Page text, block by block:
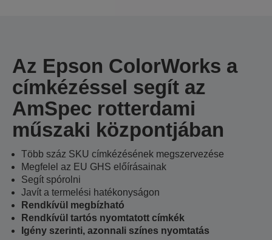
Az Epson ColorWorks a
címkézéssel segít az
AmSpec rotterdami
műszaki központjában
Több száz SKU címkézésének megszervezése
Megfelel az EU GHS előírásainak
Segít spórolni
Javít a termelési hatékonyságon
Rendkívül megbízható
Rendkívül tartós nyomtatott címkék
Igény szerinti, azonnali színes nyomtatás